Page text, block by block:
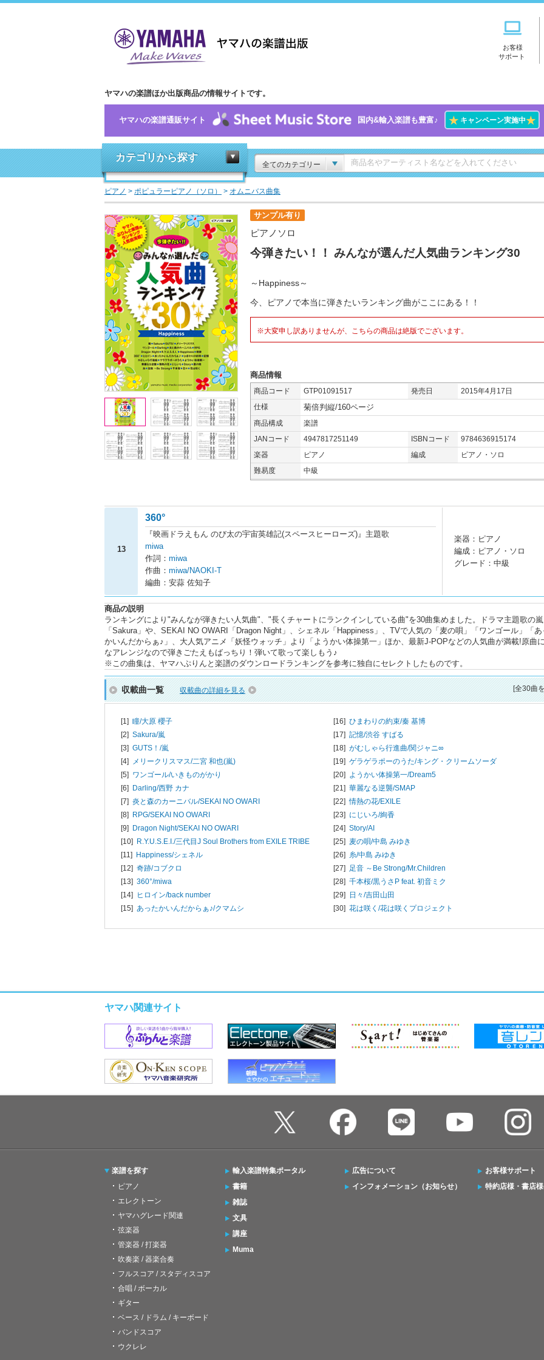
お客様
サポート
ヤマハの楽譜ほか出版商品の情報サイトです。
ヤマハの楽譜通販サイト 国内&輸入楽譜も豊富♪ ★キャンペーン実施中★
カテゴリから探す
全てのカテゴリー
ピアノ > ポピュラーピアノ（ソロ） > オムニバス曲集
サンプル有り
ピアノソロ
今弾きたい！！ みんなが選んだ人気曲ランキング30
～Happiness～
今、ピアノで本当に弾きたいランキング曲がここにある！！
※大変申し訳ありませんが、こちらの商品は絶版でございます。
商品情報
商品コード GTP01091517 発売日
2015年4月17日
仕様
菊倍判縦/160ページ
商品構成
楽譜
JANコード
4947817251149 ISBNコード
9784636915174
楽器
ピアノ 編成
ピアノ・ソロ
難易度
中級
13
360°
『映画ドラえもん のび太の宇宙英雄記(スペースヒーローズ)』主題歌
miwa
作詞： miwa
作曲： miwa/NAOKI-T
編曲：安蒜 佐知子
楽器：ピアノ
編成：ピアノ・ソロ
グレード：中級
商品の説明
ランキングにより"みんなが弾きたい人気曲"、"長くチャートにランクインしている曲"を30曲集めました。ドラマ主題歌の嵐
「Sakura」や、SEKAI NO OWARI「Dragon Night」、シェネル「Happiness」、TVで人気の「麦の唄」「ワンゴール」「あ
かいんだからぁ♪」、大人気アニメ「妖怪ウォッチ」より「ようかい体操第一」ほか、最新J-POPなどの人気曲が満載!原曲
なアレンジなので弾きごたえもばっちり！弾いて歌って楽しもう♪
※この曲集は、ヤマハぷりんと楽譜のダウンロードランキングを参考に独自にセレクトしたものです。
収載曲一覧 収載曲の詳細を見る [全30曲
[1] 瞳/大原 櫻子
[2] Sakura/嵐
[3] GUTS！/嵐
[4] メリークリスマス/二宮 和也(嵐)
[5] ワンゴール/いきものがかり
[6] Darling/西野 カナ
[7] 炎と森のカーニバル/SEKAI NO OWARI
[8] RPG/SEKAI NO OWARI
[9] Dragon Night/SEKAI NO OWARI
[10] R.Y.U.S.E.I./三代目J Soul Brothers from EXILE TRIBE
[11] Happiness/シェネル
[12] 奇跡/コブクロ
[13] 360°/miwa
[14] ヒロイン/back number
[15] あったかいんだからぁ♪/クマムシ
[16] ひまわりの約束/秦 基博
[17] 記憶/渋谷 すばる
[18] がむしゃら行進曲/関ジャニ∞
[19] ゲラゲラポーのうた/キング・クリームソーダ
[20] ようかい体操第一/Dream5
[21] 華麗なる逆襲/SMAP
[22]情熱の花/EXILE
[23] にじいろ/絢香
[24] Story/AI
[25] 麦の唄/中島 みゆき
[26] 糸/中島 みゆき
[27] 足音 ～Be Strong/Mr.Children
[28] 千本桜/黒うさP feat. 初音ミク
[29] 日々/吉田山田
[30] 花は咲く/花は咲くプロジェクト
ヤマハ関連サイト
楽譜を探す
ピアノ
エレクトーン
ヤマハグレード関連
弦楽器
管楽器 / 打楽器
吹奏楽 / 器楽合奏
フルスコア / スタディスコア
合唱 / ボーカル
ギター
ベース / ドラム / キーボード
バンドスコア
ウクレレ
輸入楽譜特集ポータル
書籍
雑誌
文具
講座
Muma
広告について
インフォメーション（お知らせ）
お客様サポート
特約店様・書店